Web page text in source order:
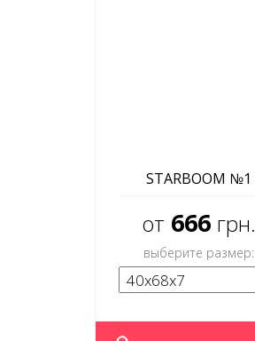
STARBOOM №1
от 666 грн.
выберите размер: